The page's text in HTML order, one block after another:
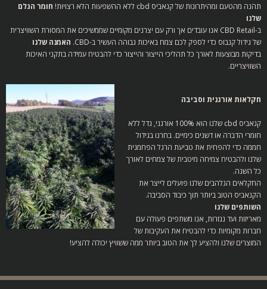
תהנה מהטעם ומהיתרונות של קנאביס cbd ללא ההשפעות הלא רצויות!
חומר הגלם
שלנו
ב-CBD Retail אנו עובדים אך ורק עם יצרנים מקומיים שממשיכים את המסורת השוויצרית
של גידול קנבוס כדי לספק לכם צמח באיכות גבוהה העשיר ב-CBD.
האמנה שלנו
בדיקות מבוצעות לאורך כל תהליכי הייצור והייצור כדי להבטיח עמידה בתקני האיכות
השוויצריים.
חקלאות אורגנית וסביבה
קנאביס cbd שלנו הוא 100% אורגני, גדל ללא
חומרי הדברה או דשנים כימיים. בחרנו בגידול
חממה כדי להפחית את טביעת הרגל הפחמנית
שלנו ולהבטיח צמיחה מיטבית של צמחים לאורך
כל השנה.
החקלאים הנלהבים שלנו פועלים לייצר את
הקנאביס הטוב ביותר תוך כיבוד הסביבה.
השותפים שלנו
מאריזות ועד נגזרות, אנו משתפים פעולה עם
חברות מקומיות כדי להבטיח את העקיבות של
המוצרים שלנו ולהציע לך את הטוב ביותר ממה ששוויץ יכולה להציע!